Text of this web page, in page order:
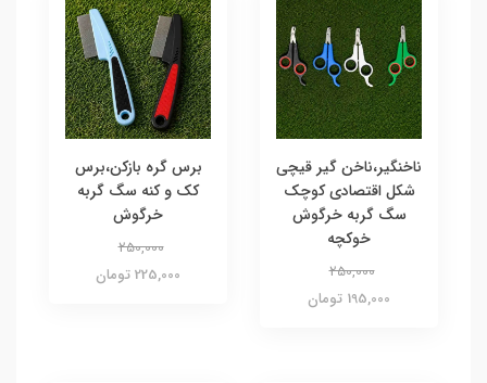
ناخنگیر،ناخن گیر قیچی
شکل اقتصادی کوچک
سگ گربه خرگوش
خوکچه
250,000
195,000 تومان
برس گره بازکن،برس
کک و کنه سگ گربه
خرگوش
250,000
225,000 تومان